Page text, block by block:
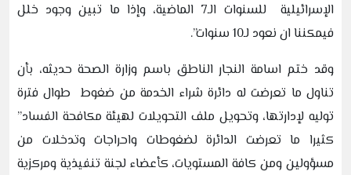
الإسرائيلية للسنوات الـ7 الماضية، وإذا ما تبين وجود خلل
فيمكننا ان نعود لـ10 سنوات”.
وقد ختم اسامة النجار الناطق باسم وزارة الصحة حديثه، بأن
تناول ما تعرضت له دائرة شراء الخدمة من ضغوط طوال فترة
توليه لإدارتها، وتحويل ملف التحويلات لهيئة مكافحة الفساد”
كثيرا ما تعرضت الدائرة لضغوطات واحراجات وتدخلات من
مسؤولين ومن كافة المستويات، كأعضاء لجنة تنفيذية ومركزية